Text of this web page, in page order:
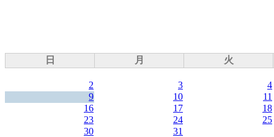
日 月 火
2 3
4
9
10
11
16
17
18
23
24
25
30
31